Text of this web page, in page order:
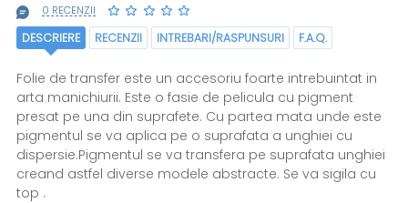
0 RECENZII
DESCRIERE RECENZII INTREBARI/RASPUNSURI F.A.Q.
Folie de transfer este un accesoriu foarte intrebuintat in
arta manichiurii. Este o fasie de pelicula cu pigment
presat pe una din suprafete. Cu partea mata unde este
pigmentul se va aplica pe o suprafata a unghiei cu
dispersie.Pigmentul se va transfera pe suprafata unghiei
creand astfel diverse modele abstracte. Se va sigila cu
top .